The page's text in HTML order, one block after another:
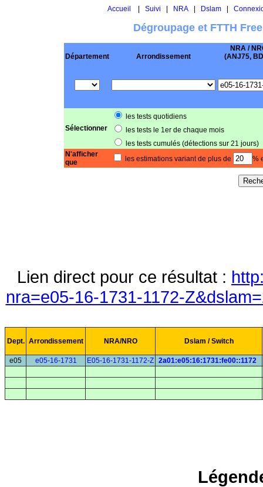
Accueil Suivi NRA| Dslam|
Dégroupage et FTTH
Département Arrondissement
NRA /
(ANJ75,
Sélectionner
les tests quotidiens
les tests le 1er de chaque mois
les tests cumulés (détections sur 21 jours)
N'afficher
que
les estimations variant de plus de %
Lien direct pour ce résultat :
nra=e05-16-1731-1172-
Dept. Arrondissement NRA/NRO Dslam / Switch
e05 e05-16-1731 E05-16-1731-1172-Z 2a01:e05:16:1731:fe00::1172